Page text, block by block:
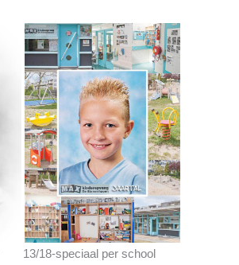
13/18-speciaal per school